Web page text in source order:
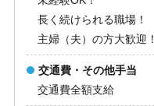
長く続けられる職場！
主婦（夫）の方大歓迎！
交通費・その他手当
交通費全額支給